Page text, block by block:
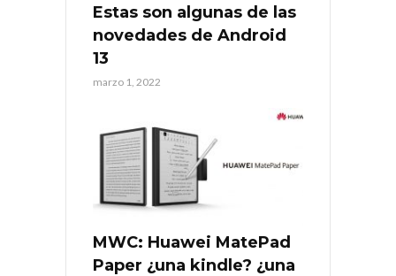
Estas son algunas de las
novedades de Android
13
marzo 1, 2022
MWC: Huawei MatePad
Paper ¿una kindle? ¿una